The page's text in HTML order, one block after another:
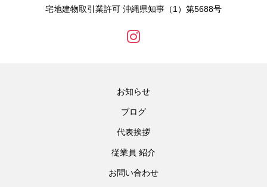
宅地建物取引業許可 沖縄県知事（1）第5688号
お知らせ
ブログ
代表挨拶
従業員 紹介
お問い合わせ